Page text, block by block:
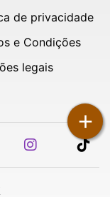
+
de privacidade
e Condições
legais
instagram